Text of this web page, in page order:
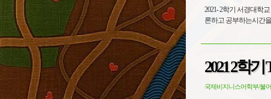
2021- 2학기 서경대학교 - 엑스
2021 2학기
국제비지니스어학부/불어